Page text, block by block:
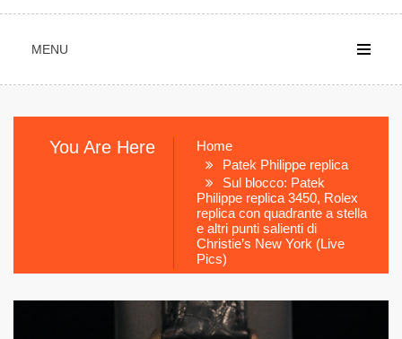
MENU
You Are Here
Home
Patek Philippe replica
Sul blocco: Patek
Philippe replica 3450, Rolex
replica con quadrante a stella
e altri punti salienti di
Christie’s New York (Live
Pics)